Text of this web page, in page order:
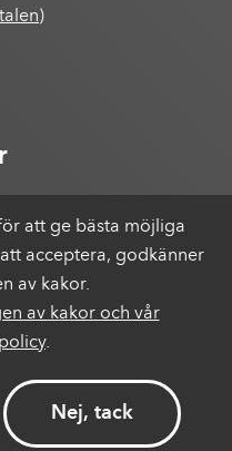
att ge bästa möjliga
acceptera, godkänner
av kakor.
av kakor och vår
.
Nej, tack